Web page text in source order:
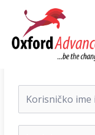
Dobrodošli